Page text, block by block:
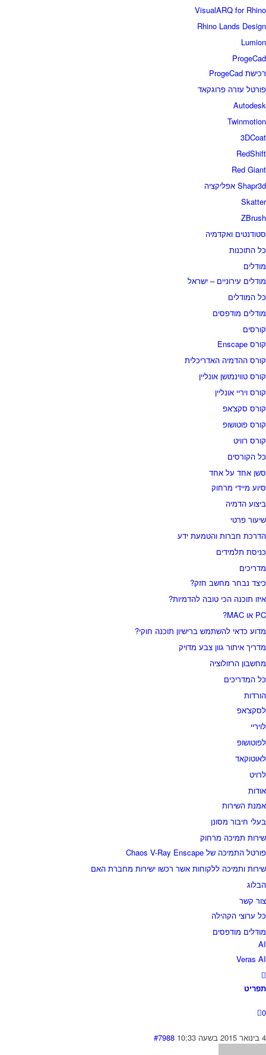
VisualARQ for Rhino
Rhino Lands Design
Lumion
ProgeCad
רכישת ProgeCad
פורטל עזרה פרוגקאד
Autodesk
Twinmotion
3DCoat
RedShift
Red Giant
Shapr3d אפליקציה
Skatter
ZBrush
סטודנטים ואקדמיה
כל התוכנות
מודלים
מודלים עירוניים – ישראל
כל המודלים
מודלים מודפסים
קורסים
קורס Enscape
קורס ההדמיה האדריכלית
קורס טווינמושן אונליין
קורס ויריי אונליין
קורס סקצ'אפ
קורס פוטושופ
קורס רוויט
כל הקורסים
סשן אחד על אחד
סיוע מיידי מרחוק
ביצוע הדמיה
שיעור פרטי
הדרכת חברות והטמעת ידע
כניסת תלמידים
מדריכים
כיצד נבחר מחשב חזק?
איזו תוכנה הכי טובה להדמיות?‎‎
PC או MAC?
מדוע כדאי להשתמש ברישיון תוכנה חוקי?
מדריך איתור גוון צבע מדויק
מחשבון הרזולוציה
כל המדריכים
הורדות
לסקצ'אפ
לויריי
לפוטושופ
לאוטוקאד
לרויט
אודות
אמנת השירות
בעלי חיבור מסונן
שירות תמיכה מרחוק
פורטל התמיכה של Chaos V-Ray Enscape
שירות ותמיכה ללקוחות אשר רכשו ישירות מחברת האם
הבלוג
צור קשר
כל ערוצי הקהילה
מודלים מודפסים
AI
Veras AI
תפריט
0
4 בינואר 2015 בשעה 10:33 #7988